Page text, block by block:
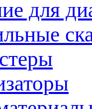
для